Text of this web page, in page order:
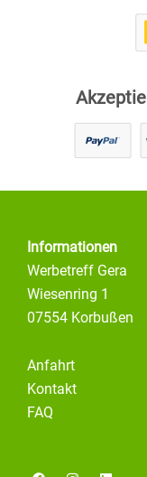
Informationen
Werbetreff Gera
Wiesenring 1
07554 Korbußen
Anfahrt
Kontakt
FAQ
F I L